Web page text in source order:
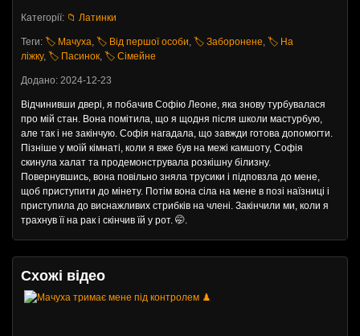
Категорії: 📁 Латинки
Теги: 🏷️ Мачуха, 🏷️ Від першої особи, 🏷️ Заборонене, 🏷️ На
ліжку, 🏷️ Пасинок, 🏷️ Сімейне
Додано: 2024-12-23
Відчинивши двері, я побачив Софію Леоне, яка знову турбувалася
про мій стан. Вона помітила, що я щодня після школи мастурбую,
але так і не закінчую. Софія нагадала, що завжди готова допомогти.
Пізніше у моїй кімнаті, коли я вже був на межі камшоту, Софія
скинула халат та продемонструвала розкішну білизну.
Повернувшись, вона повільно зняла трусики і підповзла до мене,
щоб приступити до мінету. Потім вона сіла на мене в позі наїзниці і
приступила до виснажливих стрибків на члені. Закінчили ми, коли я
трахнув її на рак і скінчив їй у рот. 🤭.
Схожі відео